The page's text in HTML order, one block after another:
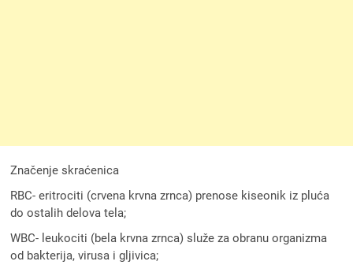
Značenje skraćenica
RBC- eritrociti (crvena krvna zrnca) prenose kiseonik iz pluća
do ostalih delova tela;
WBC- leukociti (bela krvna zrnca) služe za obranu organizma
od bakterija, virusa i gljivica;